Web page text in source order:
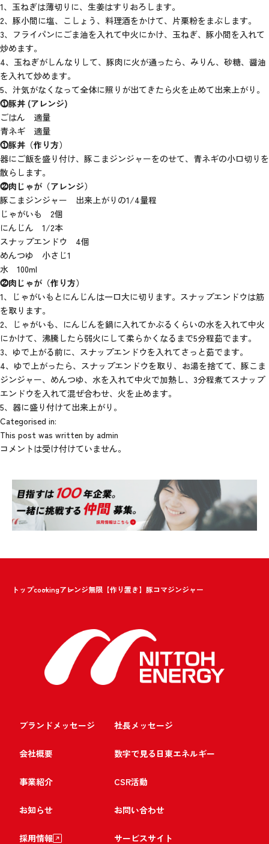
1、玉ねぎは薄切りに、生姜はすりおろします。
2、豚小間に塩、こしょう、料理酒をかけて、片栗粉をまぶします。
3、フライパンにごま油を入れて中火にかけ、玉ねぎ、豚小間を入れて
炒めます。
4、玉ねぎがしんなりして、豚肉に火が通ったら、みりん、砂糖、醤油
を入れて炒めます。
5、汁気がなくなって全体に照りが出てきたら火を止めて出来上がり。
⓵豚丼 (アレンジ)
ごはん 適量
青ネギ 適量
⓵豚丼（作り方）
器にご飯を盛り付け、豚こまジンジャーをのせて、青ネギの小口切りを
散らします。
⓶肉じゃが（アレンジ）
豚こまジンジャー 出来上がりの1/4量程
じゃがいも 2個
にんじん 1/2本
スナップエンドウ 4個
めんつゆ 小さじ1
水 100ml
⓶肉じゃが（作り方）
1、じゃがいもとにんじんは一口大に切ります。スナップエンドウは筋
を取ります。
2、じゃがいも、にんじんを鍋に入れてかぶるくらいの水を入れて中火
にかけて、沸騰したら弱火にして柔らかくなるまで5分程茹でます。
3、ゆで上がる前に、スナップエンドウを入れてさっと茹でます。
4、ゆで上がったら、スナップエンドウを取り、お湯を捨てて、豚こま
ジンジャー、めんつゆ、水を入れて中火で加熱し、3分程煮てスナップ
エンドウを入れて混ぜ合わせ、火を止めます。
5、器に盛り付けて出来上がり。
Categorised in:
This post was written by admin
コメントは受け付けていません。
トップcookingアレンジ無限【作り置き】豚コマジンジャー
ブランドメッセージ 社長メッセージ
会社概要 数字で見る日東エネルギー
事業紹介 CSR活動
お知らせ お問い合わせ
採用情報 サービスサイト